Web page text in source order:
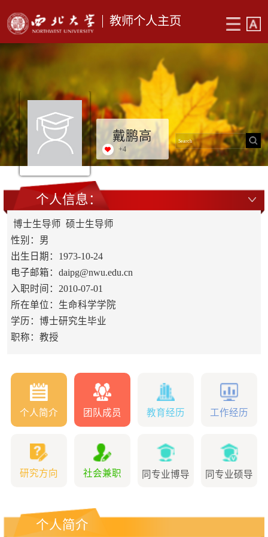
教师个人主页
戴鹏高
+4
个人信息：
博士生导师 硕士生导师
性别：男
出生日期：1973-10-24
电子邮箱： daipg@nwu.edu.cn
入职时间：2010-07-01
所在单位：生命科学学院
学历：博士研究生毕业
职称：教授
个人简介 团队成员 教育经历 工作经历
研究方向 社会兼职 同专业博导 同专业硕导
个人简介